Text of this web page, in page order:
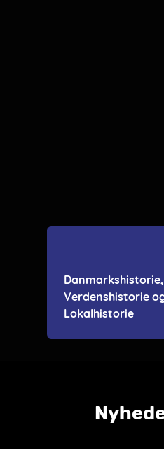
Danmarkshistorie,
Verdenshistorie
Lokalhistorie